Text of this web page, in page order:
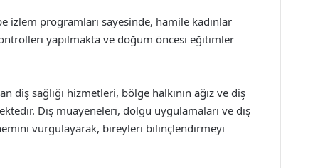
izlem programları sayesinde, hamile kadınlar
yapılmakta ve doğum öncesi eğitimler
diş sağlığı hizmetleri, bölge halkının ağız ve diş
Diş muayeneleri, dolgu uygulamaları ve diş
vurgulayarak, bireyleri bilinçlendirmeyi